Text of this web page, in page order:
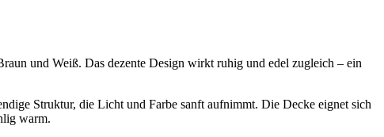
und Weiß. Das dezente Design wirkt ruhig und edel zugleich – ein
Struktur, die Licht und Farbe sanft aufnimmt. Die Decke eignet sich
warm.